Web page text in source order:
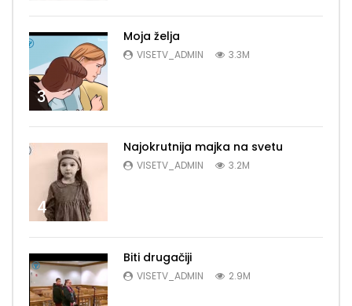
3
Moja želja
VISETV_ADMIN 3.3M
4
Najokrutnija majka na svetu
VISETV_ADMIN 3.2M
Biti drugačiji
VISETV_ADMIN 2.9M